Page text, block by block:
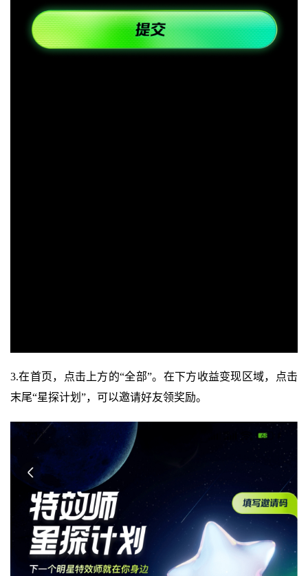
3.在首页，点击上方的“全部”。在下方收益变现区域，点击
末尾“星探计划”，可以邀请好友领奖励。